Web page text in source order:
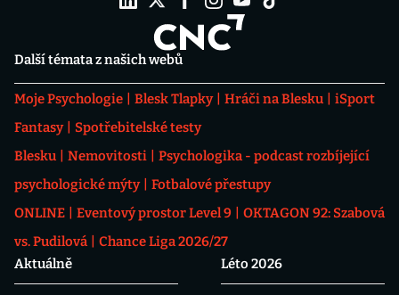
Další témata z našich webů
Moje Psychologie Blesk Tlapky Hráči na Blesku
iSport
Fantasy
Spotřebitelské testy
Blesku
Nemovitosti
Psychologika - podcast rozbíjející
psychologické mýty
Fotbalové přestupy
ONLINE
Eventový prostor Level 9
OKTAGON 92: Szabová
vs. Pudilová
Chance Liga 2026/27
Aktuálně
Léto 2026